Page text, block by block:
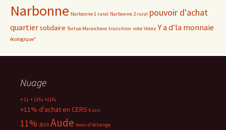
Narbonne Narbonne 1 rural Narbonne 2 rural pouvoir d'achat
quartiersolidaire Tortue Maraichere transition vote Votez Y a d'la monnaie
écologique*
Nuage
+ 11 + 11% +11%
+11% d'achat en CERS 6 ans
11% 2014 Aude bons d'échange